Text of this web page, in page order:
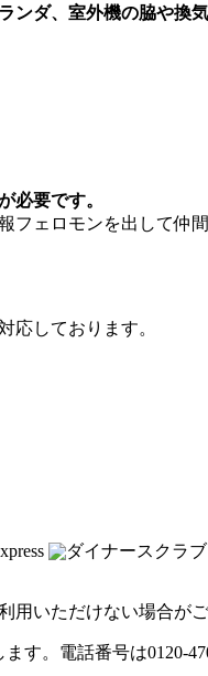
ンダ、室外機の脇や換気
必要です。
ェロモンを出して仲
応しております。
いただけない場合が